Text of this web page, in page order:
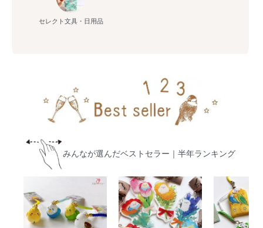
セレクト文具・日用品
みんなが選んだベストセラー｜半年ランキング